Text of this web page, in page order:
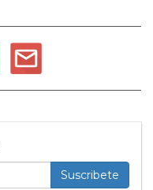
Suscribete